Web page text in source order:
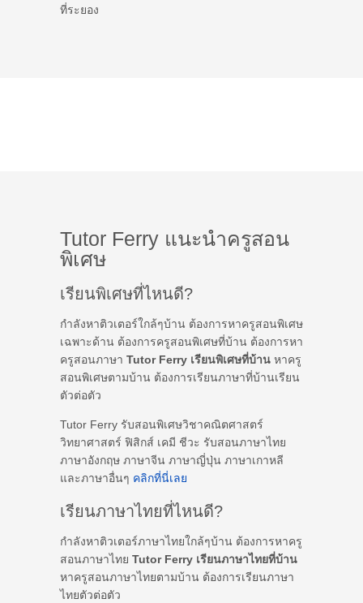
ที่ระยอง
Tutor Ferry แนะนำครูสอน
พิเศษ
เรียนพิเศษที่ไหนดี?
กำลังหาติวเตอร์ใกล้ๆบ้าน ต้องการหาครูสอนพิเศษ
เฉพาะด้าน ต้องการครูสอนพิเศษที่บ้าน ต้องการหา
ครูสอนภาษา Tutor Ferry เรียนพิเศษที่บ้าน หาครู
สอนพิเศษตามบ้าน ต้องการเรียนภาษาที่บ้านเรียน
ตัวต่อตัว
Tutor Ferry รับสอนพิเศษวิชาคณิตศาสตร์
วิทยาศาสตร์ ฟิสิกส์ เคมี ชีวะ รับสอนภาษาไทย
ภาษาอังกฤษ ภาษาจีน ภาษาญี่ปุ่น ภาษาเกาหลี
และภาษาอื่นๆ คลิกที่นี่เลย
เรียนภาษาไทยที่ไหนดี?
กำลังหาติวเตอร์ภาษาไทยใกล้ๆบ้าน ต้องการหาครู
สอนภาษาไทย Tutor Ferry เรียนภาษาไทยที่บ้าน
หาครูสอนภาษาไทยตามบ้าน ต้องการเรียนภาษา
ไทยตัวต่อตัว